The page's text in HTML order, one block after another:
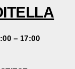
– 17:00